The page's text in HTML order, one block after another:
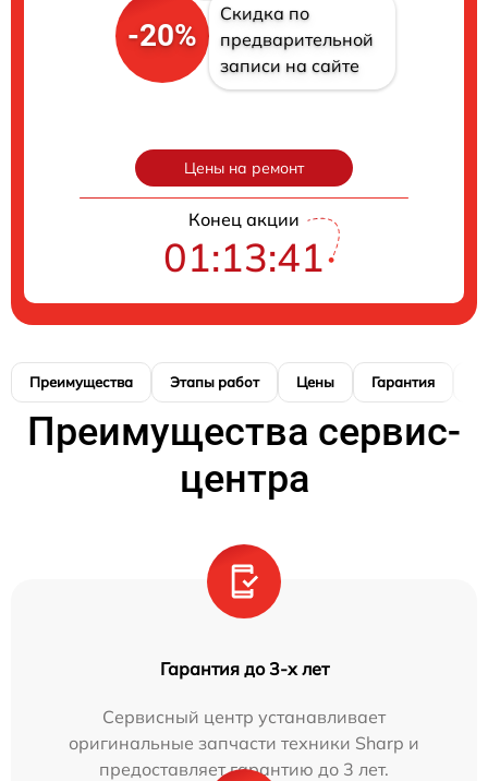
-20%
Скидка по
предварительной
записи на сайте
Цены на ремонт
Конец акции
01:13:40
Преимущества Этапы работ Цены Гарантия
Преимущества сервис-
центра
Гарантия до 3-х лет
Сервисный центр устанавливает
оригинальные запчасти техники Sharp и
предоставляет гарантию до 3 лет.